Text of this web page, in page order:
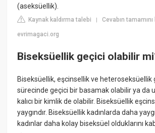
(aseksüellik).
Kaynak kaldırma talebi |Cevabın
evrimagaci.org
Biseksüellik geçici olabilir
Biseksüellik, eşcinsellik ve heteroseksüellik
sürecinde geçici bir basamak olabilir ya da
kalıcı bir kimlik de olabilir. Biseksüellik
yaygındır. Biseksüellik kadınlarda daha
kadınlar daha kolay biseksüel olduklarını